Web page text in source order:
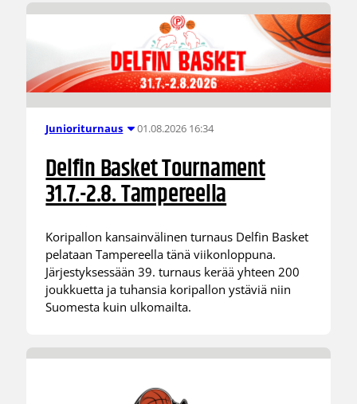
Junioriturnaus 01.08.2026 16:34
Delfin Basket Tournament
31.7.-2.8. Tampereella
Koripallon kansainvälinen turnaus Delfin Basket
pelataan Tampereella tänä viikonloppuna.
Järjestyksessään 39. turnaus kerää yhteen 200
joukkuetta ja tuhansia koripallon ystäviä niin
Suomesta kuin ulkomailta.